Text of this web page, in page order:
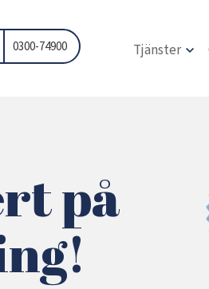
0300-74900 Tjänster
på